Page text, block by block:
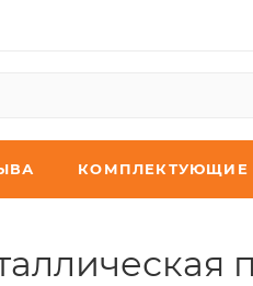
КОМПЛЕКТУЮЩИЕ